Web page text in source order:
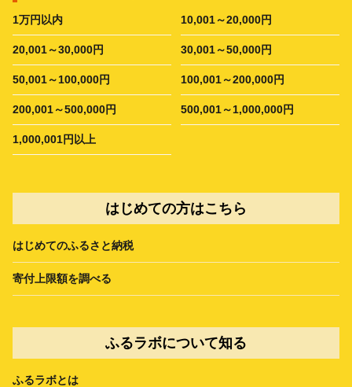
1万円以内 10,001～20,000円
20,001～30,000円 30,001～50,000円
50,001～100,000円 100,001～200,000円
200,001～500,000円 500,001～1,000,000円
1,000,001円以上
はじめての方はこちら
はじめてのふるさと納税
寄付上限額を調べる
ふるラボについて知る
ふるラボとは